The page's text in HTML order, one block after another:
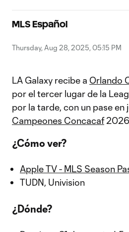
MLS Español
Thursday, Aug 28, 2025, 05:15 PM
LA Galaxy recibe a Orlando
por el tercer lugar de la
por la tarde, con un pase en
Campeones Concacaf
¿Cómo ver?
Apple TV - MLS Season
TUDN, Univision
¿Dónde?